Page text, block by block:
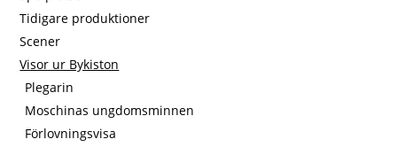
Tidigare produktioner
Scener
Visor ur Bykiston
Plegarin
Moschinas ungdomsminnen
Förlovningsvisa